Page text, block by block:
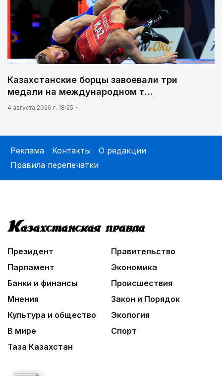
Казахстанские борцы завоевали три
медали на международном т…
4 августа 2026 г. 18:25
Реклама Контакты
О редакции
Правила перепечатки
Президент
Правительство
Парламент
Экономика
Банки и финансы
Происшествия
Мнения
Закон и Порядок
Культура и общество
Экология
В мире
Спорт
Таза Казахстан